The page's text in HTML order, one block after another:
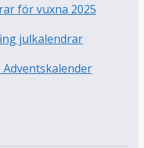
för vuxna 2025
julkalendrar
Adventskalender